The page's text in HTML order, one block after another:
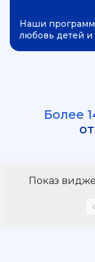
Наши
любовь детей и
Более
Показ